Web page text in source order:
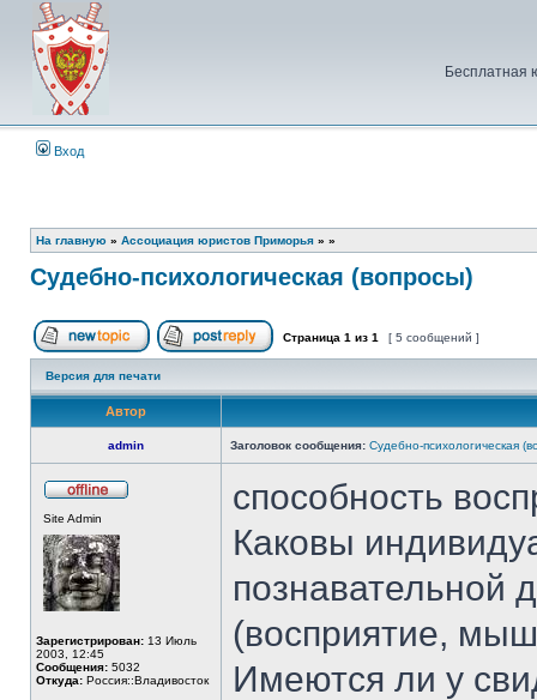
Бесплатная
Вход
На главную » Ассоциация юристов Приморья » »
Судебно-психологическая (вопросы)
Начать новую тему Ответить на тему
Страница 1 из 1 [ 5 сообщений ]
Версия для печати
Автор
admin Заголовок сообщения: Судебно-психологическая
Site Admin
Зарегистрирован: 13 Июль
2003, 12:45
Сообщения: 5032
Откуда: Россия::Владивосток
способность
Каковы
познавательной
(восприятие,
Имеются ли у